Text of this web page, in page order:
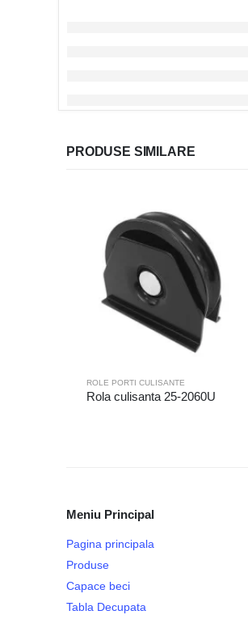
PRODUSE SIMILARE
ROLE PORTI CULISANTE
Rola culisanta 25-2060U
Meniu Principal
Pagina principala
Produse
Capace beci
Tabla Decupata